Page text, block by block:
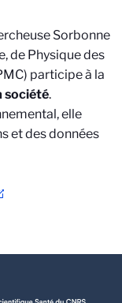
Sorbonne
de Physique des
participe à la
société.
elle
et des données